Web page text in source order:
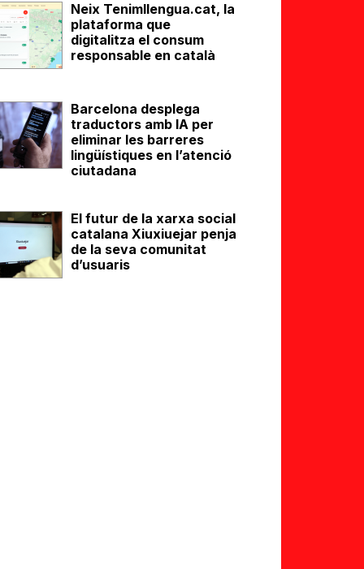
Neix Tenimllengua.cat, la
plataforma que
digitalitza el consum
responsable en català
Barcelona desplega
traductors amb IA per
eliminar les barreres
lingüístiques en l’atenció
ciutadana
El futur de la xarxa social
catalana Xiuxiuejar penja
de la seva comunitat
d’usuaris